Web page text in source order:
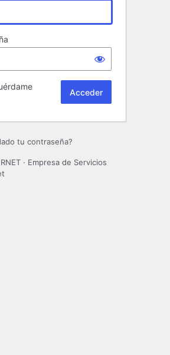
tu contraseña?
· Empresa de Servicios